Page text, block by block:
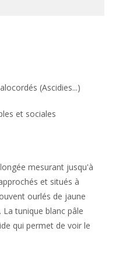
(Ascidies...)
et sociales
mesurant jusqu'à
et situés à
ourlés de jaune
tunique blanc pâle
qui permet de voir le